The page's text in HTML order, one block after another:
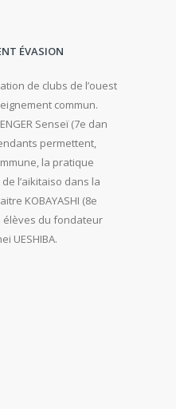
ÉVASION
de clubs de l’ouest
commun.
Senseï (7e dan
permettent,
la pratique
l’aikitaiso dans la
KOBAYASHI (8e
élèves du fondateur
UESHIBA.